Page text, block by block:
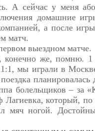
А сейчас у меня
домашние
а после игры
матч.
выездном матче.
же, помню. 1
1:1, мы играли в
болельщиков – за
который,
мяч ногой.